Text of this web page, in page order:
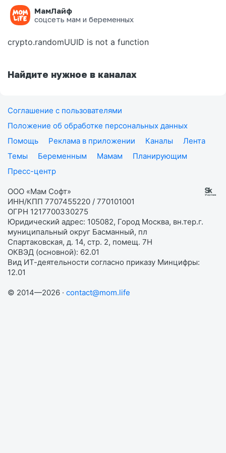
МамЛайф
соцсеть мам и беременных
Ошибка на странице
crypto.randomUUID is not a function
Найдите нужное в каналах
Соглашение с пользователями
Положение об обработке персональных данных
Помощь
Реклама в приложении Каналы
Лента
Темы
Беременным Мамам
Планирующим
Пресс-центр
ООО «Мам Софт»
ИНН/КПП 7707455220 / 770101001
ОГРН 1217700330275
Юридический адрес: 105082, Город Москва, вн.тер.г.
муниципальный округ Басманный, пл
Спартаковская, д. 14, стр. 2, помещ. 7Н
ОКВЭД (основной): 62.01
Вид ИТ-деятельности согласно приказу Минцифры:
12.01
© 2014—2026 · contact@mom.life